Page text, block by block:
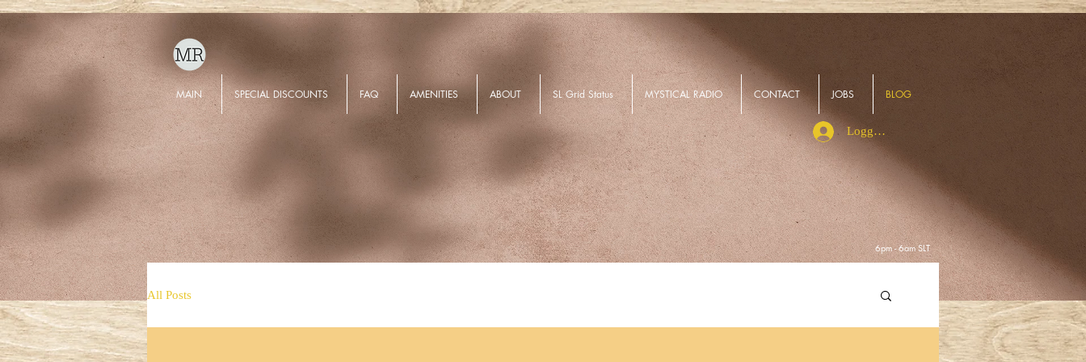
MAIN SPECIAL DISCOUNTS FAQ AMENITIES ABOUT SL Grid Status MYSTICAL RADIO CONTACT JOBS BLOG
6pm - 6am SLT
Logga in
All Posts